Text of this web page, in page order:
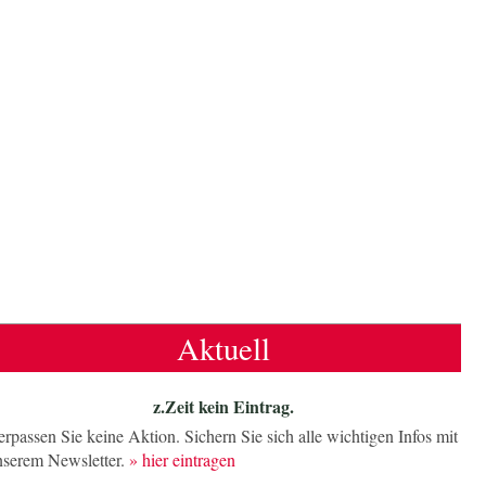
Aktuell
z.Zeit kein Eintrag.
Sie keine Aktion. Sichern Sie sich alle wichtigen Infos mit
Newsletter.» hier eintragen